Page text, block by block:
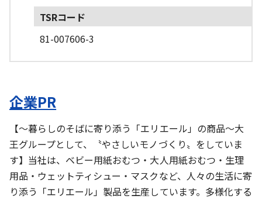
TSRコード
81-007606-3
企業PR
【～暮らしのそばに寄り添う「エリエール」の商品～大
王グループとして、〝やさしいモノづくり〟をしていま
す】当社は、ベビー用紙おむつ・大人用紙おむつ・生理
用品・ウェットティシュー・マスクなど、人々の生活に寄
り添う「エリエール」製品を生産しています。多様化する